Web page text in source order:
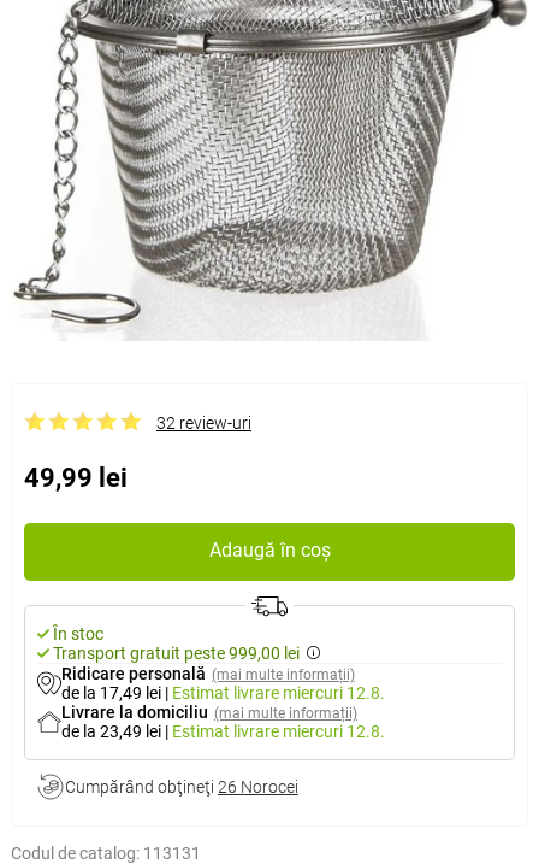
32 review-uri
49,99 lei
Adaugă în coș
În stoc
Transport gratuit peste 999,00 lei
Ridicare personală (mai multe informații)
de la 17,49 lei | Estimat livrare miercuri 12.8.
Livrare la domiciliu (mai multe informații)
de la 23,49 lei | Estimat livrare miercuri 12.8.
Cumpărând obţineţi 26 Norocei
Codul de catalog: 113131